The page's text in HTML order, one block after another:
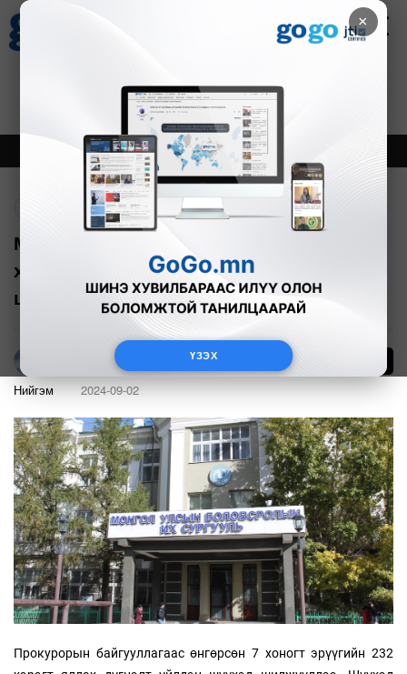
×
ҮЗЭХ
Зурхай
8.08
Онцлох Шинэ
МУБИС-ийн албан тушаалтанд
холбогдох хахуулийн хэргийг шүүхэд
шилжүүлэв
Г.Тэгшсүрэн
Нийгэм 2024-09-02
Прокурорын байгууллагаас өнгөрсөн 7 хоногт эрүүгийн 232